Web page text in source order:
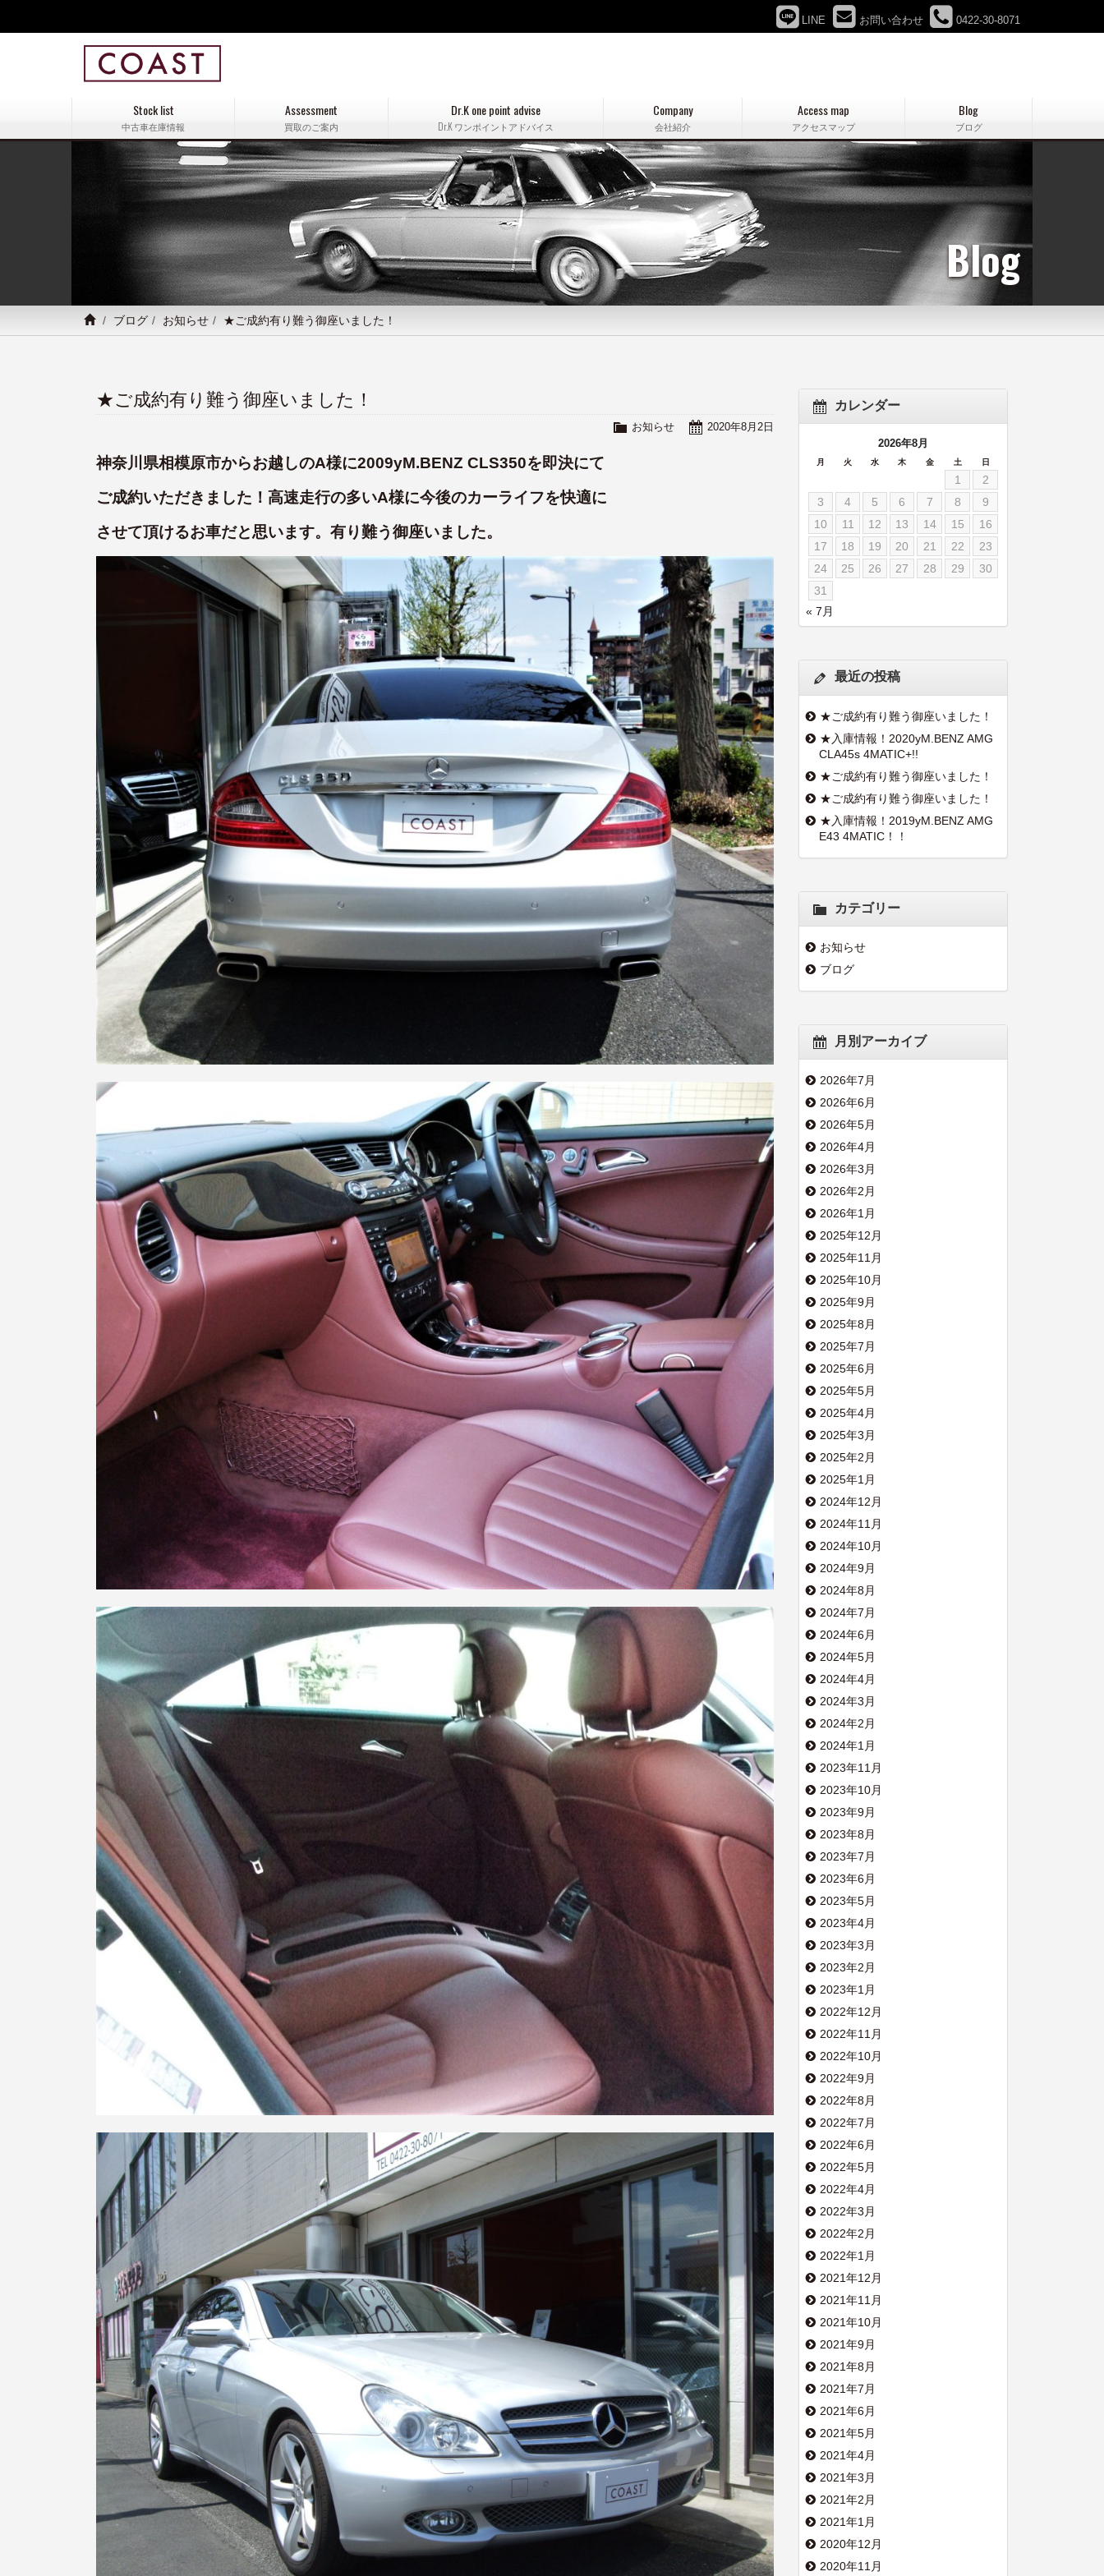
LINE お問い合わせ 0422-30-8071
Stock list
中古車在庫情報
Assessment
買取のご案内
Dr.K one point advise
Dr.K ワンポイントアドバイス
Company
会社紹介
Access map
アクセスマップ
Blog
ブログ
Blog
ブログ お知らせ ★ご成約有り難う御座いました！
★ご成約有り難う御座いました！
2020年8月2日
お知らせ
神奈川県相模原市からお越しのA様に2009yM.BENZ CLS350を即決にて
ご成約いただきました！高速走行の多いA様に今後のカーライフを快適に
させて頂けるお車だと思います。有り難う御座いました。
カレンダー
2026年8月
月 火 水 木 金 土 日
1
2
3
4 5 6 7 8
9
10
11 12 13 14 15
16
17
18 19 20 21 22
23
24
25 26 27 28 29
30
31
« 7月
最近の投稿
★ご成約有り難う御座いました！
★入庫情報！2020yM.BENZ AMG
CLA45s 4MATIC+!!
★ご成約有り難う御座いました！
★ご成約有り難う御座いました！
★入庫情報！2019yM.BENZ AMG
E43 4MATIC！！
カテゴリー
お知らせ
ブログ
月別アーカイブ
2026年7月
2026年6月
2026年5月
2026年4月
2026年3月
2026年2月
2026年1月
2025年12月
2025年11月
2025年10月
2025年9月
2025年8月
2025年7月
2025年6月
2025年5月
2025年4月
2025年3月
2025年2月
2025年1月
2024年12月
2024年11月
2024年10月
2024年9月
2024年8月
2024年7月
2024年6月
2024年5月
2024年4月
2024年3月
2024年2月
2024年1月
2023年11月
2023年10月
2023年9月
2023年8月
2023年7月
2023年6月
2023年5月
2023年4月
2023年3月
2023年2月
2023年1月
2022年12月
2022年11月
2022年10月
2022年9月
2022年8月
2022年7月
2022年6月
2022年5月
2022年4月
2022年3月
2022年2月
2022年1月
2021年12月
2021年11月
2021年10月
2021年9月
2021年8月
2021年7月
2021年6月
2021年5月
2021年4月
2021年3月
2021年2月
2021年1月
2020年12月
2020年11月